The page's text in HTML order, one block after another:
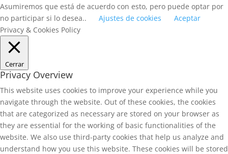
Asumiremos que está de acuerdo con esto, pero puede optar por
no participar si lo desea..
Ajustes de cookies
Aceptar
Privacy & Cookies Policy
Cerrar
Privacy Overview
This website uses cookies to improve your experience while you
navigate through the website. Out of these cookies, the cookies
that are categorized as necessary are stored on your browser as
they are essential for the working of basic functionalities of the
website. We also use third-party cookies that help us analyze and
understand how you use this website. These cookies will be stored